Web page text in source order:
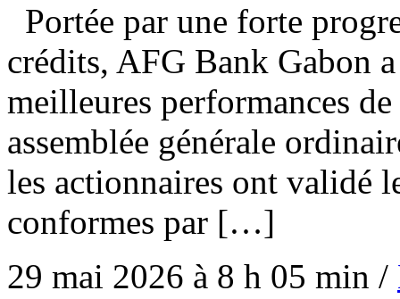
Portée par une forte
crédits, AFG Bank Gabon
meilleures performances
assemblée générale
les actionnaires ont validé
conformes par […]
29 mai 2026 à 8 h 05 min /